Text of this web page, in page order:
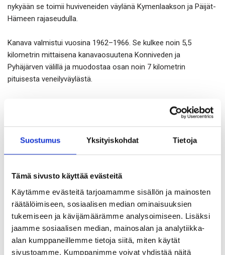
Suostumus Yksityiskohdat Tietoja
Tämä sivusto käyttää evästeitä
Käytämme evästeitä tarjoamamme sisällön ja mainosten
räätälöimiseen, sosiaalisen median ominaisuuksien
tukemiseen ja kävijämäärämme analysoimiseen. Lisäksi
jaamme sosiaalisen median, mainosalan ja analytiikka-
alan kumppaneillemme tietoja siitä, miten käytät
sivustoamme. Kumppanimme voivat yhdistää näitä
nykyään se toimii huviveneiden väylänä Kymenlaakson ja Päijät-
Hämeen rajaseudulla.
Kanava valmistui vuosina 1962–1966. Se kulkee noin 5,5
kilometrin mittaisena kanavaosuutena Konniveden ja
Pyhäjärven välillä ja muodostaa osan noin 7 kilometrin
pituisesta veneilyväylästä.
Erityiseksi kohteen tekee sulun alapuolella sijaitseva, lähes 70
veneväylän varmistamiseksi.
Pretec Finland toimitti kohteeseen kallion lujitusratkaisuja
kalliopultteja
ja kallioverkkoja kiinnikkeineen.
Tällaisissa kohteissa oikeat lujitusratkaisut ovat ratkaisevassa
roolissa turvallisuuden ja pitkäikäisyyden kannalta.